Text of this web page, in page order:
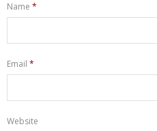
Name *
Email *
Website